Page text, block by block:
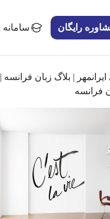
رایگان سامانه
| بلاگ زبان فرانسه |